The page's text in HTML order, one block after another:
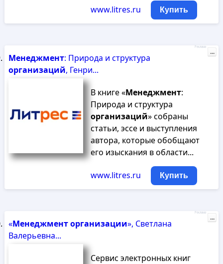
www.litres.ru Купить
Менеджмент: Природа и структура
организаций, Генри...
В книге «Менеджмент:
Природа и структура
организаций» собраны
статьи, эссе и выступления
автора, которые обобщают
его изыскания в области...
www.litres.ru Купить
Реклама
...
«Менеджменторганизации», Светлана
Валерьевна...
Сервис электронных книг
Реклама
...